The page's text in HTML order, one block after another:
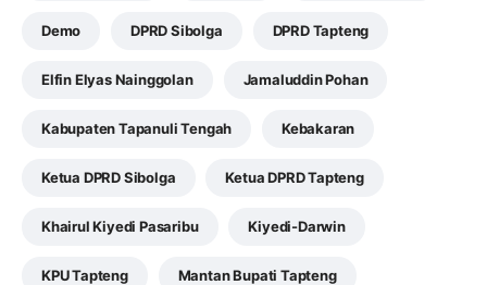
Demo DPRD Sibolga DPRD Tapteng
Elfin Elyas Nainggolan Jamaluddin Pohan
Kabupaten Tapanuli Tengah Kebakaran
Ketua DPRD Sibolga Ketua DPRD Tapteng
Khairul Kiyedi Pasaribu Kiyedi-Darwin
KPU Tapteng Mantan Bupati Tapteng